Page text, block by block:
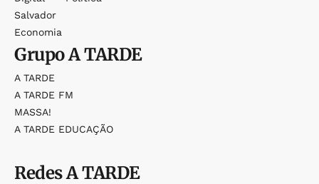
Salvador
Economia
GrupoA TARDE
A TARDE
A TARDE FM
MASSA!
A TARDE EDUCAÇÃO
RedesA TARDE